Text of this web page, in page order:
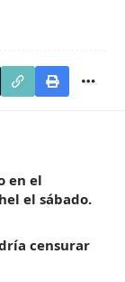
en el
el sábado.
censurar